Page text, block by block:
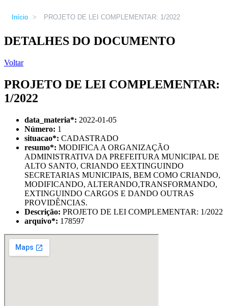
Início > PROJETO DE LEI COMPLEMENTAR: 1/2022
DETALHES DO DOCUMENTO
Voltar
PROJETO DE LEI COMPLEMENTAR:
1/2022
data_materia*: 2022-01-05
Número: 1
situacao*: CADASTRADO
resumo*: MODIFICA A ORGANIZAÇÃO
ADMINISTRATIVA DA PREFEITURA MUNICIPAL DE
ALTO SANTO, CRIANDO EEXTINGUINDO
SECRETARIAS MUNICIPAIS, BEM COMO CRIANDO,
MODIFICANDO, ALTERANDO,TRANSFORMANDO,
EXTINGUINDO CARGOS E DANDO OUTRAS
PROVIDÊNCIAS.
Descrição: PROJETO DE LEI COMPLEMENTAR: 1/2022
arquivo*: 178597